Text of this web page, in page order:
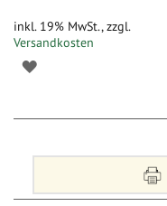
inkl. 19% MwSt.,zzgl.
Versandkosten